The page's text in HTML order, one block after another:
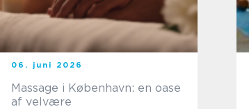
06. juni 2026
Massage i København: en oase
af velvære